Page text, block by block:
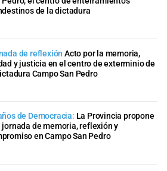
de la dictadura
de reflexión Acto por la memoria,
y justicia en el centro de exterminio de
Campo San Pedro
de Democracia: La Provincia propone
jornada de memoria, reflexión y
en Campo San Pedro